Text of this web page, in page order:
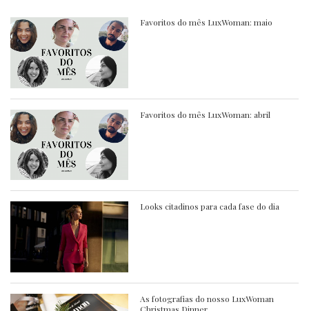
Favoritos do mês LuxWoman: maio
Favoritos do mês LuxWoman: abril
Looks citadinos para cada fase do dia
As fotografias do nosso LuxWoman